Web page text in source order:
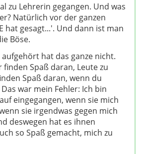
zu Lehrerin gegangen. Und was
Natürlich vor der ganzen
hat gesagt...'. Und dann ist man
Böse.
hat das ganze nicht.
finden Spaß daran, Leute zu
Spaß daran, wenn du
war mein Fehler: Ich bin
eingegangen, wenn sie mich
sie irgendwas gegen mich
deswegen hat es ihnen
so Spaß gemacht, mich zu